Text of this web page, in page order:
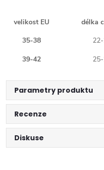
velikost EU
délka
35-38
39-42
Parametry produktu
Recenze
Diskuse